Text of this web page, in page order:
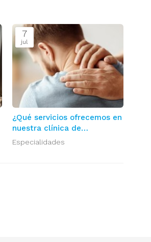
7
jul
¿Qué servicios ofrecemos en
nuestra clínica de
fisioterapia en Cangas?
Especialidades